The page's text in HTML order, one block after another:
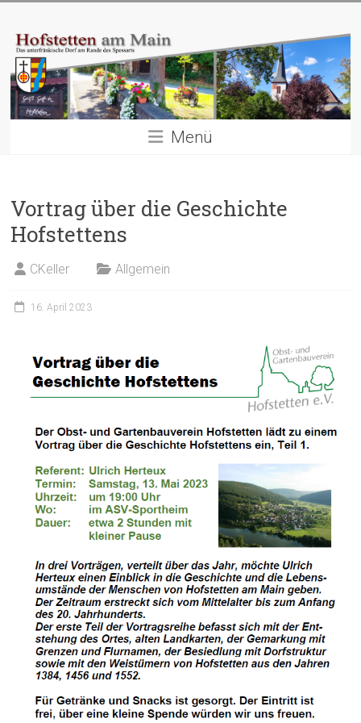
springen
Hofstetten
am
Main
Das
Rande
des
Spessarts
Menü
Vortrag über die Geschichte
Hofstettens
CKeller Allgemein
16. April 2023